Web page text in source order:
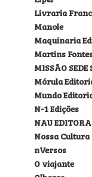
Livraria
Manole
Maquinaria
Martins
MISSÃO SEDE
Mórula
Mundo
N-1 Edições
NAU EDITORA
Nossa Cultura
nVersos
O viajante